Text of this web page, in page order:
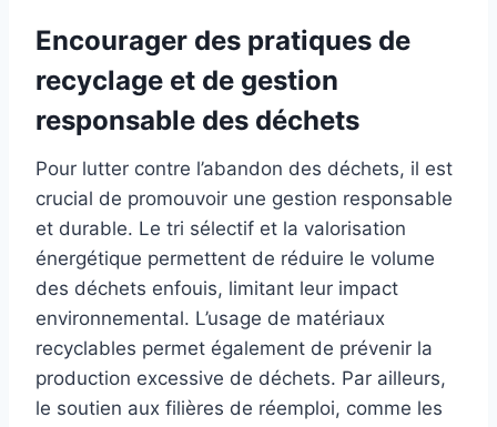
Encourager des pratiques de
recyclage et de gestion
responsable des déchets
Pour lutter contre l’abandon des déchets, il est
crucial de promouvoir une gestion responsable
et durable. Le tri sélectif et la valorisation
énergétique permettent de réduire le volume
des déchets enfouis, limitant leur impact
environnemental. L’usage de matériaux
recyclables permet également de prévenir la
production excessive de déchets. Par ailleurs,
le soutien aux filières de réemploi, comme les